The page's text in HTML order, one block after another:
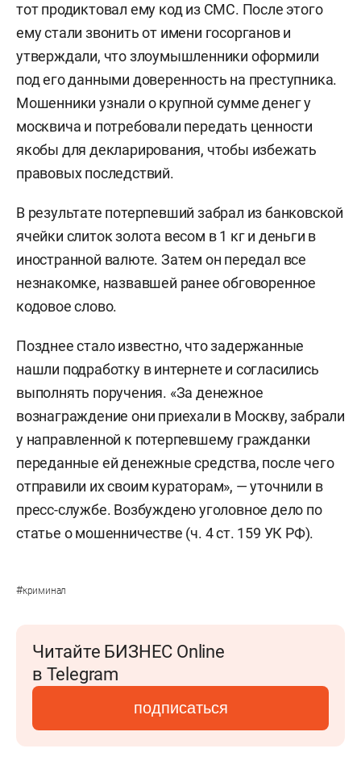
тот продиктовал ему код из СМС. После этого
ему стали звонить от имени госорганов и
утверждали, что злоумышленники оформили
под его данными доверенность на преступника.
Мошенники узнали о крупной сумме денег у
москвича и потребовали передать ценности
якобы для декларирования, чтобы избежать
правовых последствий.
В результате потерпевший забрал из банковской
ячейки слиток золота весом в 1 кг и деньги в
иностранной валюте. Затем он передал все
незнакомке, назвавшей ранее обговоренное
кодовое слово.
Позднее стало известно, что задержанные
нашли подработку в интернете и согласились
выполнять поручения. «За денежное
вознаграждение они приехали в Москву, забрали
у направленной к потерпевшему гражданки
переданные ей денежные средства, после чего
отправили их своим кураторам», — уточнили в
пресс-службе. Возбуждено уголовное дело по
статье о мошенничестве (ч. 4 ст. 159 УК РФ).
#криминал
Читайте БИЗНЕС Online
в Telegram
подписаться